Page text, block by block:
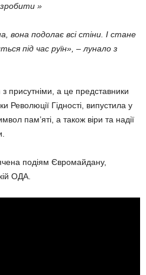
»
вона подолає всі стіни. І стане
під час руїн», – лунало з
присутніми, а це представники
Революції Гідності, випустила у
пам’яті, а також віри та надії
подіям Євромайдану,
ОДА.